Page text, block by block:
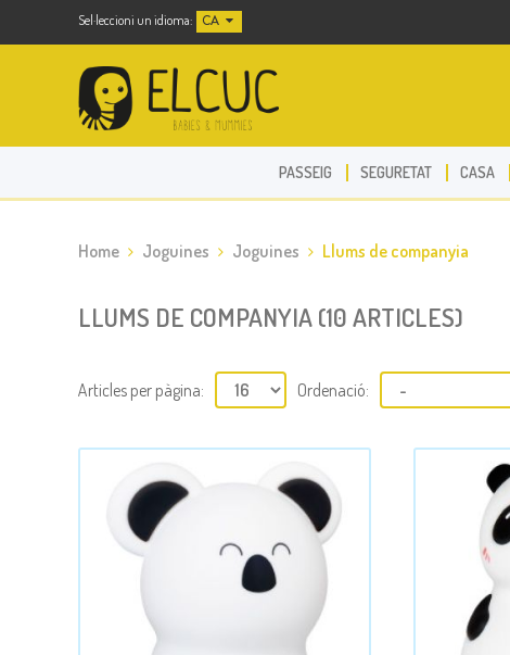
Sel·leccioni un idioma: CA
PASSEIG SEGURETAT CASA
Home Joguines Joguines Llums de companyia
LLUMS DE COMPANYIA (10 ARTICLES)
Articles per pàgina: Ordenació: